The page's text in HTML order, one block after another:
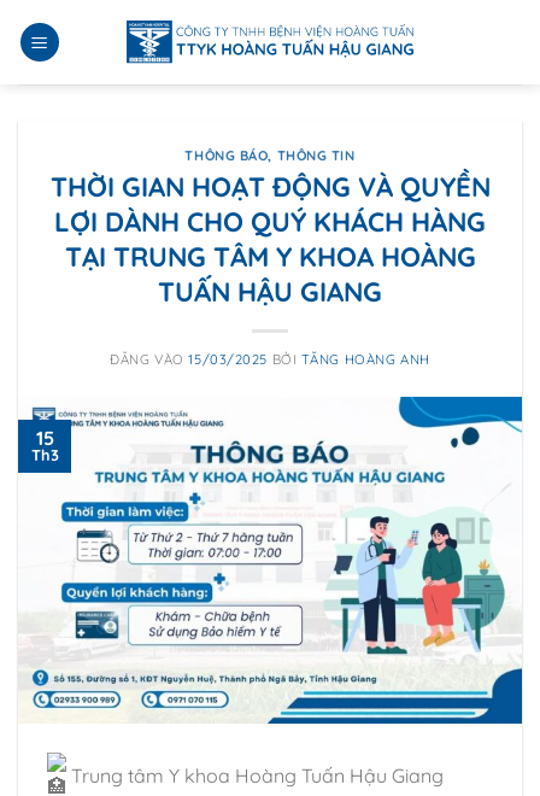
qua
THÔNG BÁO, THÔNG TIN
THỜI GIAN HOẠT ĐỘNG VÀ QUYỀN
LỢI DÀNH CHO QUÝ KHÁCH HÀNG
TẠI TRUNG TÂM Y KHOA HOÀNG
TUẤN HẬU GIANG
ĐĂNG VÀO15/03/2025 BỞI TĂNG HOÀNG ANH
15
Th3
Trung tâm Y khoa Hoàng Tuấn Hậu Giang